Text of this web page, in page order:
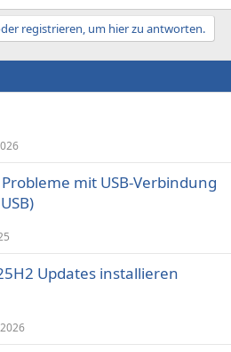
registrieren, um hier zu antworten.
mit USB-Verbindung
Updates installieren